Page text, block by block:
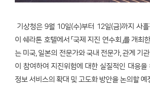
기상청은 9월 10일(수)부터 12일(금)까지 사
이 쉐라톤 호텔에서 「국제 지진 연수회」를 개최
는 미국, 일본의 전문가와 국내 전문가, 관계 기
이 참여하여 지진위험에 대한 실질적인 대응을
정보 서비스의 확대 및 고도화 방안을 논의할 예